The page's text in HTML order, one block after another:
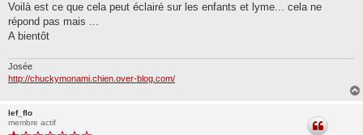
Voilà est ce que cela peut éclairé sur les enfants et lyme... cela ne
répond pas mais ...
A bientôt
Josée
http://chuckymonami.chien.over-blog.com/
lef_flo
membre actif